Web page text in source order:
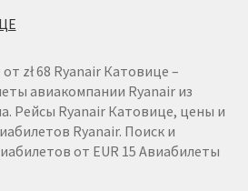
zł 68 Ryanair Катовице –
авиакомпании Ryanair из
Рейсы Ryanair Катовице, цены и
Ryanair. Поиск и
от EUR 15 Авиабилеты